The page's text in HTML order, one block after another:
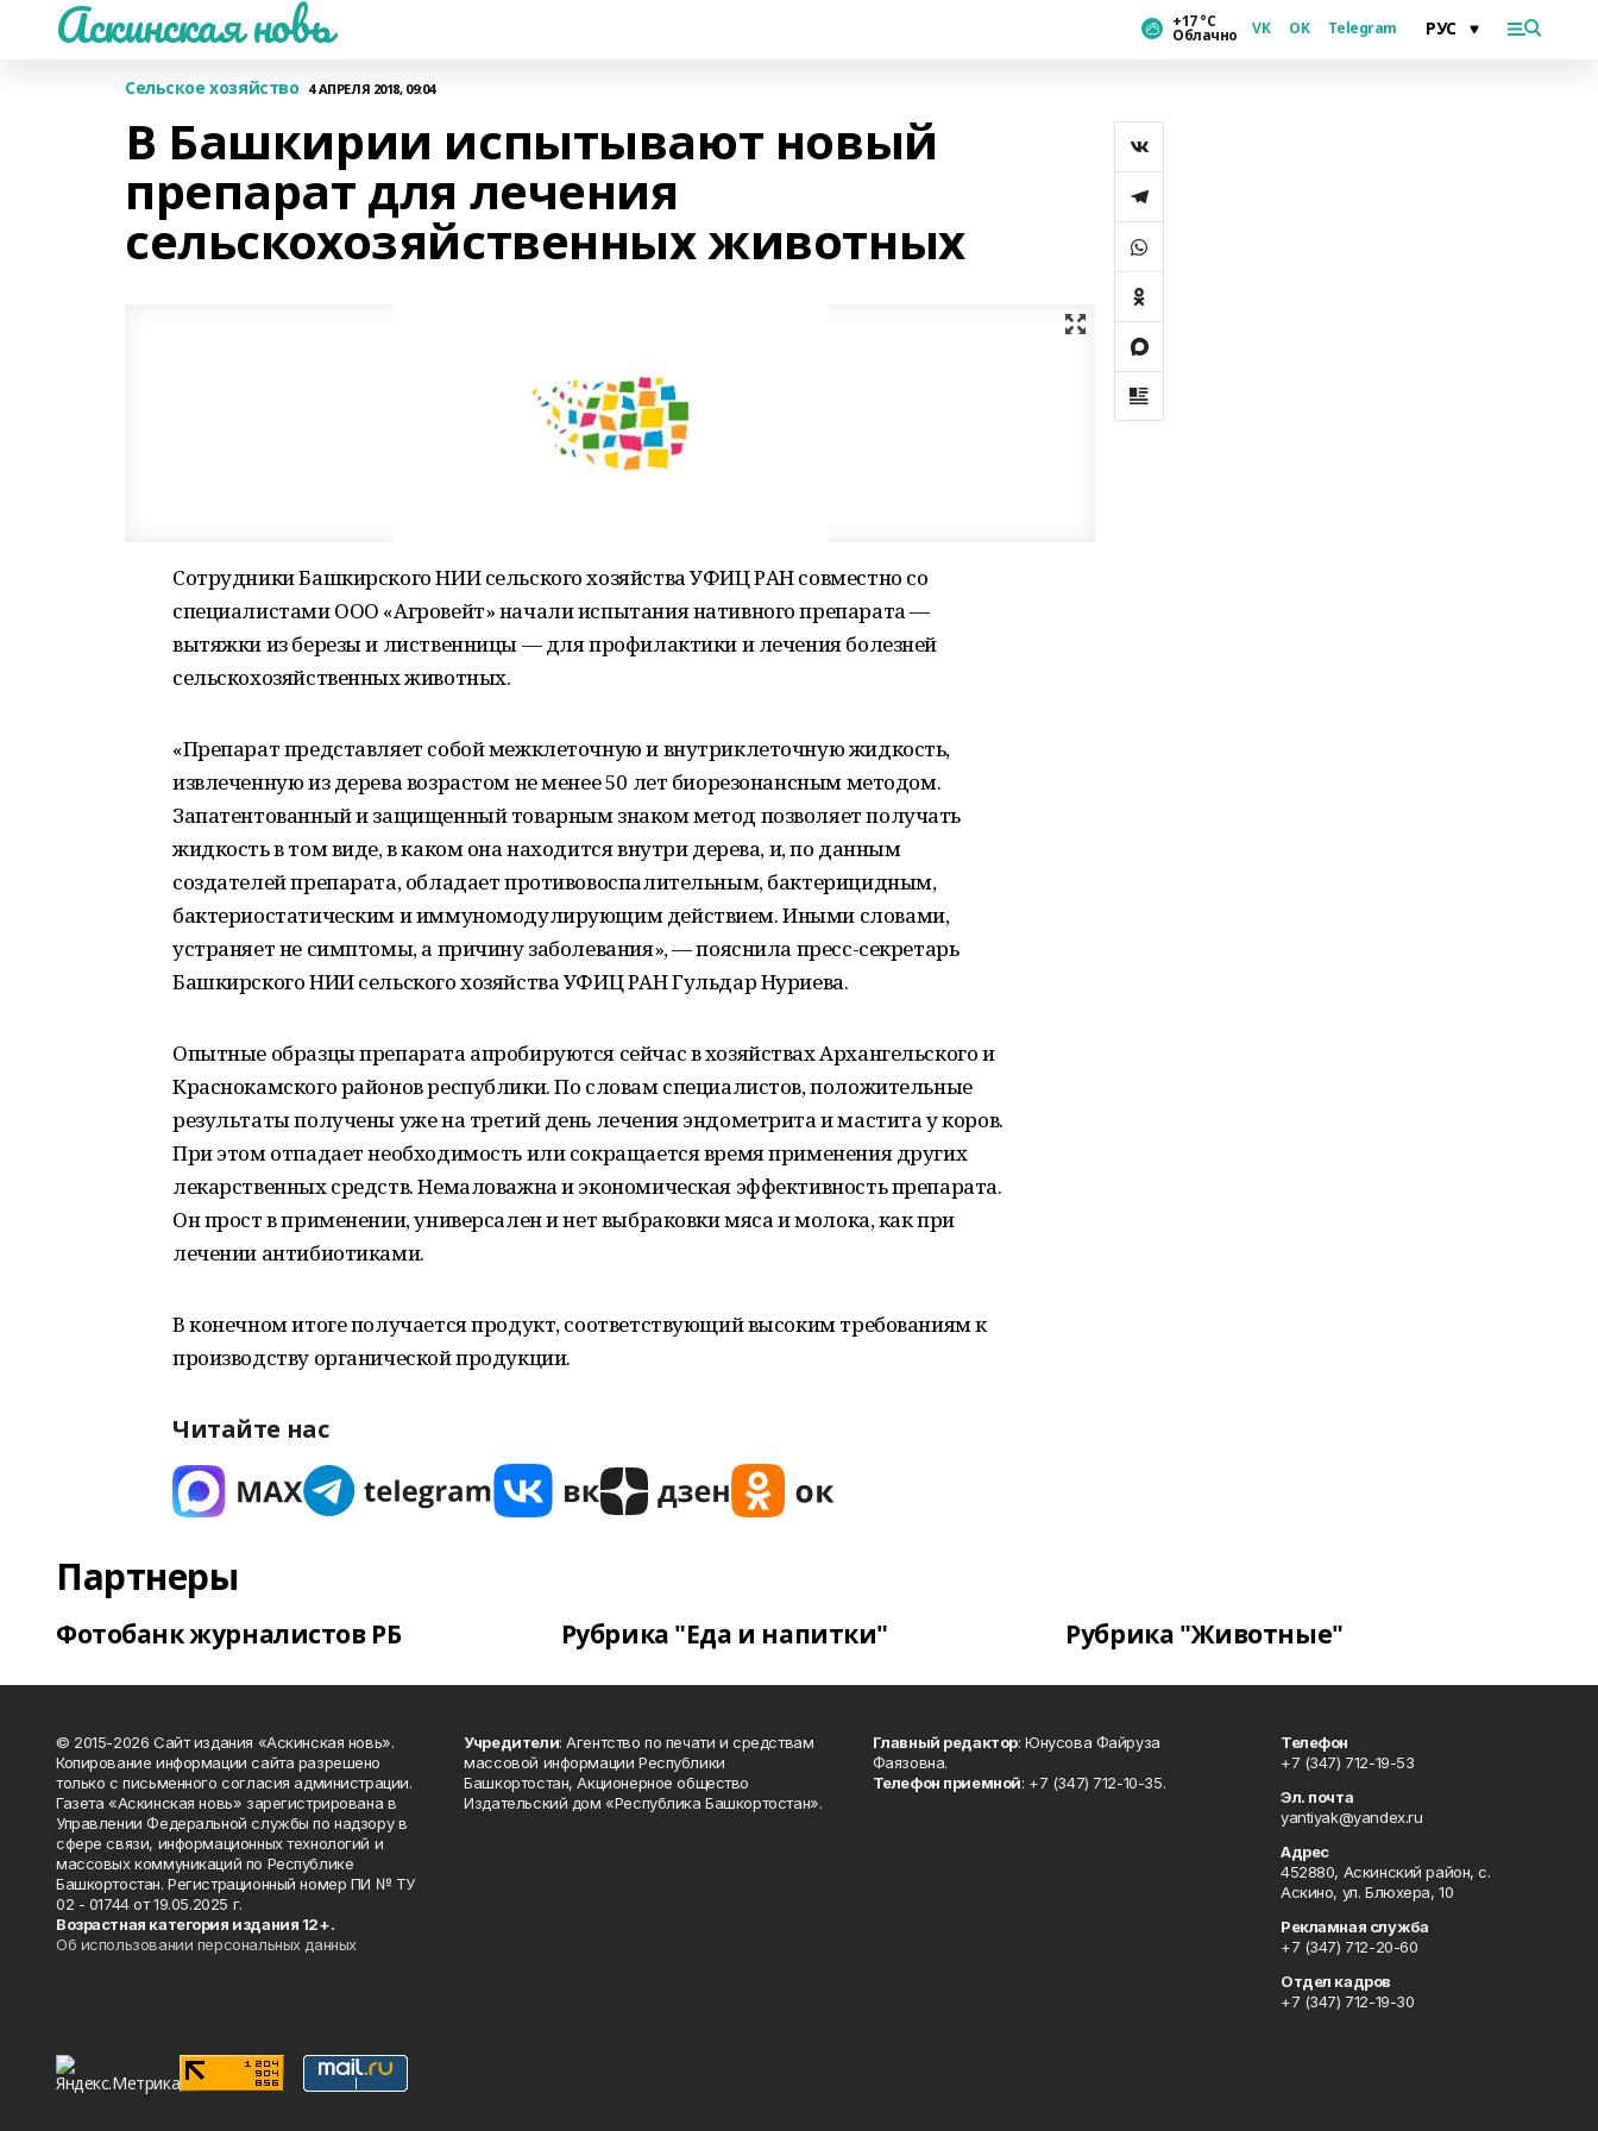
Аскинская новь +17 °С
Облачно VK OK Telegram
Сельское хозяйство 4 АПРЕЛЯ 2018, 09:04
В Башкирии испытывают новый
препарат для лечения
сельскохозяйственных животных
Сотрудники Башкирского НИИ сельского хозяйства УФИЦ РАН совместно со
специалистами ООО «Агровейт» начали испытания нативного препарата —
вытяжки из березы и лиственницы — для профилактики и лечения болезней
сельскохозяйственных животных.
«Препарат представляет собой межклеточную и внутриклеточную жидкость,
извлеченную из дерева возрастом не менее 50 лет биорезонансным методом.
Запатентованный и защищенный товарным знаком метод позволяет получать
жидкость в том виде, в каком она находится внутри дерева, и, по данным
создателей препарата, обладает противовоспалительным, бактерицидным,
бактериостатическим и иммуномодулирующим действием. Иными словами,
устраняет не симптомы, а причину заболевания», — пояснила пресс-секретарь
Башкирского НИИ сельского хозяйства УФИЦ РАН Гульдар Нуриева.
Опытные образцы препарата апробируются сейчас в хозяйствах Архангельского и
Краснокамского районов республики. По словам специалистов, положительные
результаты получены уже на третий день лечения эндометрита и мастита у коров.
При этом отпадает необходимость или сокращается время применения других
лекарственных средств. Немаловажна и экономическая эффективность препарата.
Он прост в применении, универсален и нет выбраковки мяса и молока, как при
лечении антибиотиками.
В конечном итоге получается продукт, соответствующий высоким требованиям к
производству органической продукции.
Читайте нас
Партнеры
Фотобанк журналистов РБ Рубрика "Еда и напитки" Рубрика "Животные"
© 2015-2026 Сайт издания «Аскинская новь».
Копирование информации сайта разрешено
только с письменного согласия администрации.
Газета «Аскинская новь» зарегистрирована в
Управлении Федеральной службы по надзору в
сфере связи, информационных технологий и
массовых коммуникаций по Республике
Башкортостан. Регистрационный номер ПИ № ТУ
02 - 01744 от 19.05.2025 г.
Возрастная категория издания 12+.
Об использовании персональных данных
Учредители: Агентство по печати и средствам
массовой информации Республики
Башкортостан, Акционерное общество
Издательский дом «Республика Башкортостан».
Главный редактор: Юнусова Файруза
Фаязовна.
Телефон приемной: +7 (347) 712-10-35.
Телефон
+7 (347) 712-19-53
Эл. почта
yantiyak@yandex.ru
Адрес
452880, Аскинский район, с.
Аскино, ул. Блюхера, 10
Рекламная служба
+7 (347) 712-20-60
Отдел кадров
+7 (347) 712-19-30